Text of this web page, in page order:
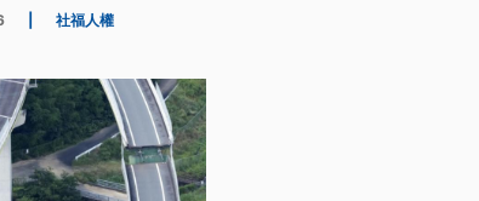
社福人權